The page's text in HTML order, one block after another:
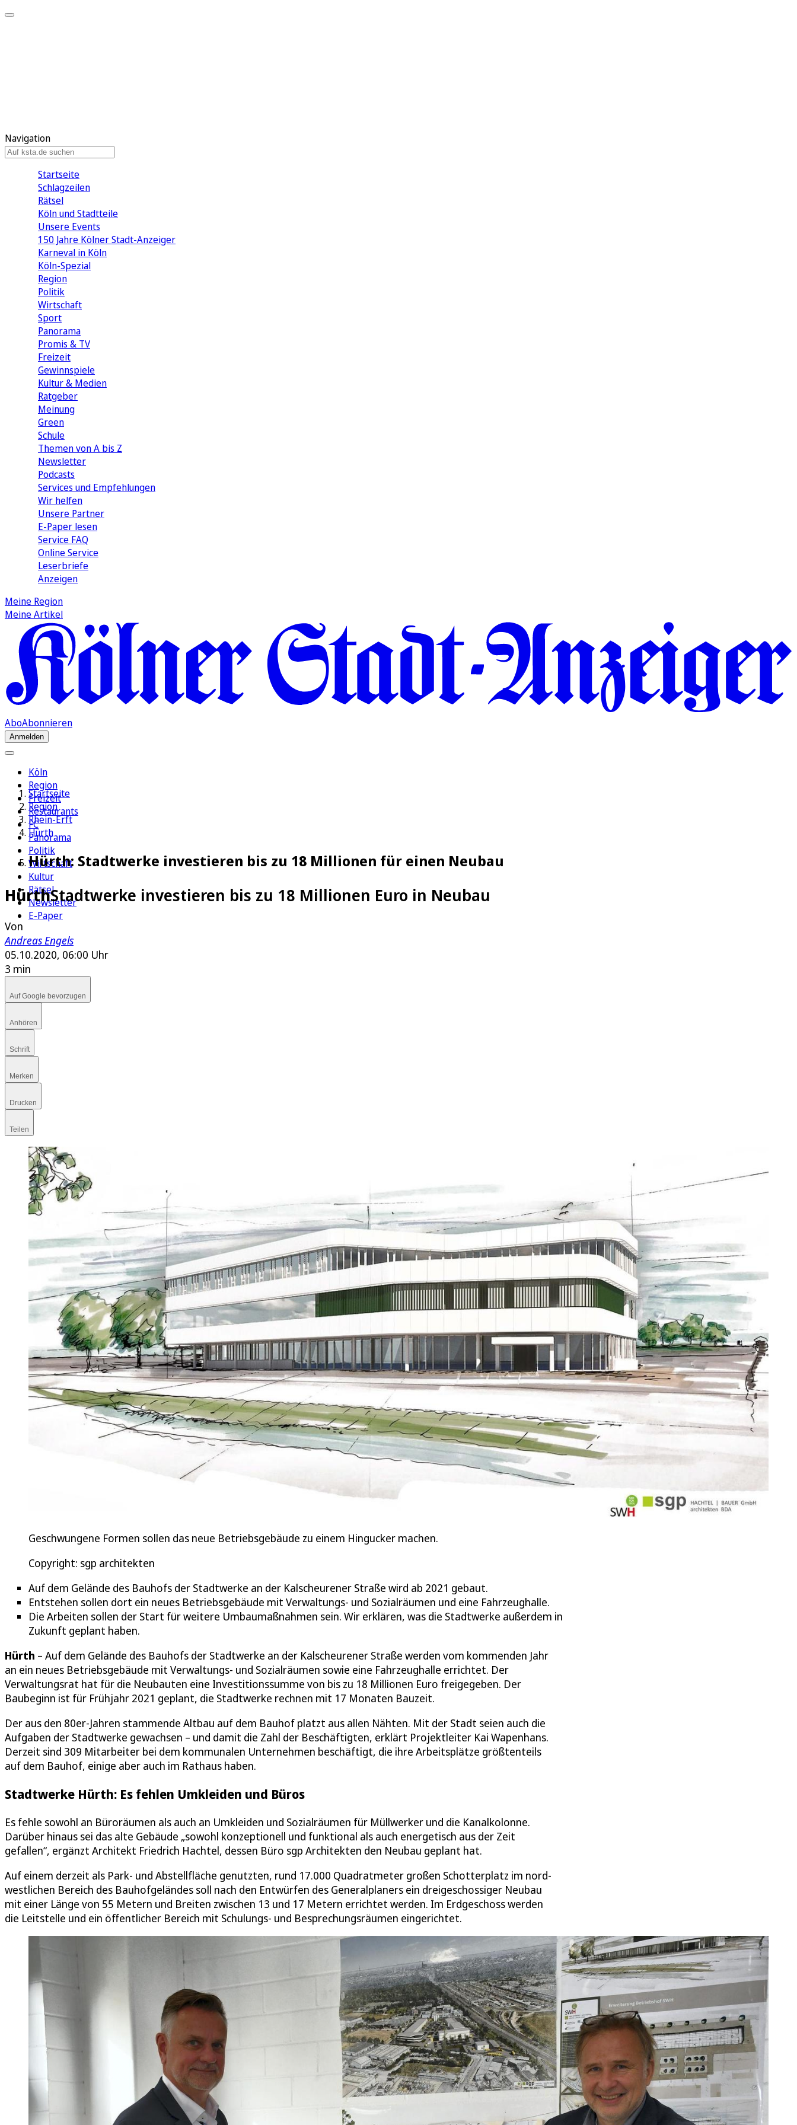
Navigation
Startseite
Schlagzeilen
Rätsel
Köln und Stadtteile
Unsere Events
150 Jahre Kölner Stadt-Anzeiger
Karneval in Köln
Köln-Spezial
Region
Politik
Wirtschaft
Sport
Panorama
Promis & TV
Freizeit
Gewinnspiele
Kultur & Medien
Ratgeber
Meinung
Green
Schule
Themen von A bis Z
Newsletter
Podcasts
Services und Empfehlungen
Wir helfen
Unsere Partner
E-Paper lesen
Service FAQ
Online Service
Leserbriefe
Anzeigen
Meine Region
Meine Artikel
AboAbonnieren
Anmelden
Köln
Region
Freizeit
Restaurants
FC
Panorama
Politik
Wirtschaft
Kultur
Rätsel
Newsletter
E-Paper
Startseite
Region
Rhein-Erft
Hürth
Hürth: Stadtwerke investieren bis zu 18 Millionen für einen Neubau
HürthStadtwerke investieren bis zu 18 Millionen Euro in Neubau
Von
Andreas Engels
05.10.2020, 06:00 Uhr
3 min
Auf Google bevorzugen
Anhören
Schrift
Merken
Drucken
Teilen
Geschwungene Formen sollen das neue Betriebsgebäude zu einem Hingucker machen.
Copyright: sgp architekten
Auf dem Gelände des Bauhofs der Stadtwerke an der Kalscheurener Straße wird ab 2021 gebaut.
Entstehen sollen dort ein neues Betriebsgebäude mit Verwaltungs- und Sozialräumen und eine Fahrzeughalle.
Die Arbeiten sollen der Start für weitere Umbaumaßnahmen sein. Wir erklären, was die Stadtwerke außerdem in
Zukunft geplant haben.
Hürth – Auf dem Gelände des Bauhofs der Stadtwerke an der Kalscheurener Straße werden vom kommenden Jahr
an ein neues Betriebsgebäude mit Verwaltungs- und Sozialräumen sowie eine Fahrzeughalle errichtet. Der
Verwaltungsrat hat für die Neubauten eine Investitionssumme von bis zu 18 Millionen Euro freigegeben. Der
Baubeginn ist für Frühjahr 2021 geplant, die Stadtwerke rechnen mit 17 Monaten Bauzeit.
Der aus den 80er-Jahren stammende Altbau auf dem Bauhof platzt aus allen Nähten. Mit der Stadt seien auch die
Aufgaben der Stadtwerke gewachsen – und damit die Zahl der Beschäftigten, erklärt Projektleiter Kai Wapenhans.
Derzeit sind 309 Mitarbeiter bei dem kommunalen Unternehmen beschäftigt, die ihre Arbeitsplätze größtenteils
auf dem Bauhof, einige aber auch im Rathaus haben.
Stadtwerke Hürth: Es fehlen Umkleiden und Büros
Es fehle sowohl an Büroräumen als auch an Umkleiden und Sozialräumen für Müllwerker und die Kanalkolonne.
Darüber hinaus sei das alte Gebäude „sowohl konzeptionell und funktional als auch energetisch aus der Zeit
gefallen“, ergänzt Architekt Friedrich Hachtel, dessen Büro sgp Architekten den Neubau geplant hat.
Auf einem derzeit als Park- und Abstellfläche genutzten, rund 17.000 Quadratmeter großen Schotterplatz im nord-
westlichen Bereich des Bauhofgeländes soll nach den Entwürfen des Generalplaners ein dreigeschossiger Neubau
mit einer Länge von 55 Metern und Breiten zwischen 13 und 17 Metern errichtet werden. Im Erdgeschoss werden
die Leitstelle und ein öffentlicher Bereich mit Schulungs- und Besprechungsräumen eingerichtet.